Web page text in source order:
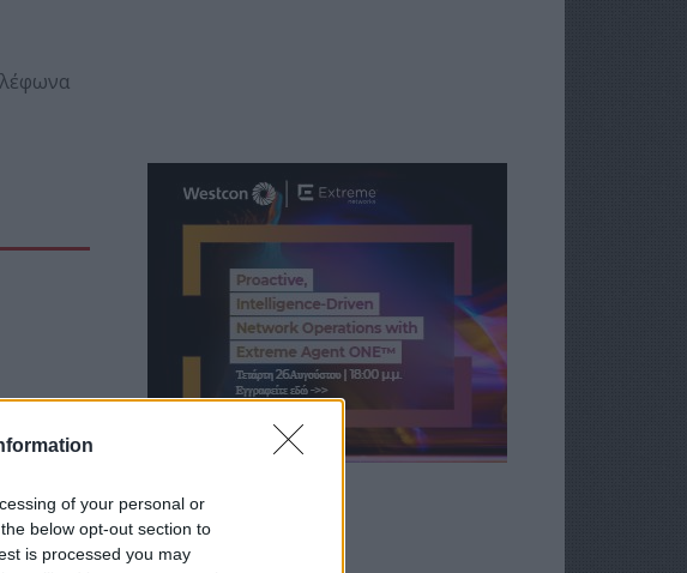
of your personal or
below opt-out section to
is processed you may